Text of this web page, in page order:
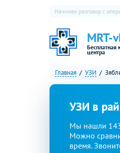
MRT-
Бесплатная
центра
Начиная разговор с
Главная УЗИ
УЗИ в
Мы нашли
Можно
время.